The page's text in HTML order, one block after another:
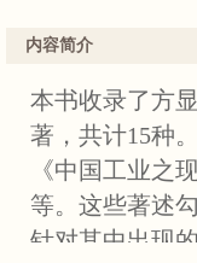
内容简介
本书收录了方
著，共计15种
《中国工业之
等。这些著述
针对其中出现